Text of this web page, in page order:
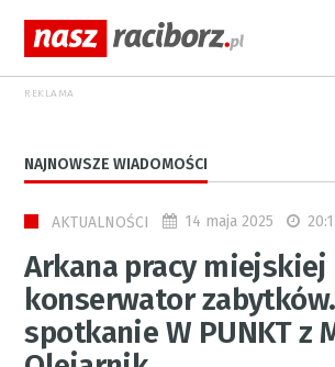
REKLAMA
NAJNOWSZE WIADOMOŚCI
AKTUALNOŚCI 14 maja 2025
Arkana pracy miejskiej
konserwator
spotkanie W PUNKT z